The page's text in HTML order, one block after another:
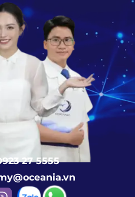
27 5555